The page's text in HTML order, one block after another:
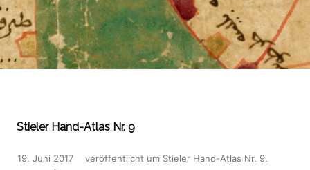
Stieler Hand-Atlas Nr. 9
veröffentlicht
19. Juni 2017 um Stieler Hand-Atlas Nr. 9.